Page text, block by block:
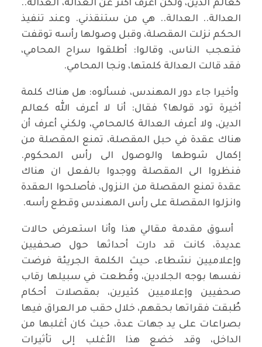
كعالم الدين، ولكن أعرف أكثر عن العدالة، العدالة..
العدالة.. العدالة.. هي من ستنقذني. وعند تنفيذ
الحكم نزلت المقصلة، وقبل وصولها رأسه توقفت
فتعجب الناس، وقالوا: أطلقوا سراح المحامي،
فقد قالت العدالة كلمتها، ونجا المحامي.
وأخيرا جاء دور المهندس، فسألوه: هل هناك كلمة
أخيرة تود قولها؟ فقال: أنا لا أعرف الله كعالم
الدين، ولا أعرف العدالة كالمحامي، ولكني أعرف أن
هناك عقدة في حبل المقصلة، تمنع المقصلة من
إكمال شوطها والوصول الى رأس المحكوم.
فنظروا الى المقصلة ووجدوا بالفعل ان هناك
عقدة تمنع المقصلة من النزول، فأصلحوا العقدة
وانزلوا المقصلة على رأس المهندس وقطع رأسه.
أسوق مقدمة مقالي هذا وأنا استعرض حالات
عديدة، كانت قد دارت أحداثها حول صحفيين
وإعلاميين نشطاء، حيث الكلمة الجريئة فرضت
نفسها بوجه الجلادين، وقُطعت في سبيلها رقاب
صحفيين وإعلاميين كثيرين، بمقصلات أحكام
طُبقت فقراتها بحقهم، خلال حقب مر العراق فيها
بصراعات على يد جهات عدة، حيث كان أغلبها من
الداخل، وقد خضع هذا الأغلب إلى تأثيرات